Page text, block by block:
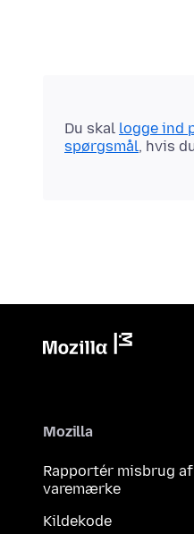
Du skal logge ind
spørgsmål, hvis
Mozilla
Rapportér misbrug af
varemærke
Kildekode